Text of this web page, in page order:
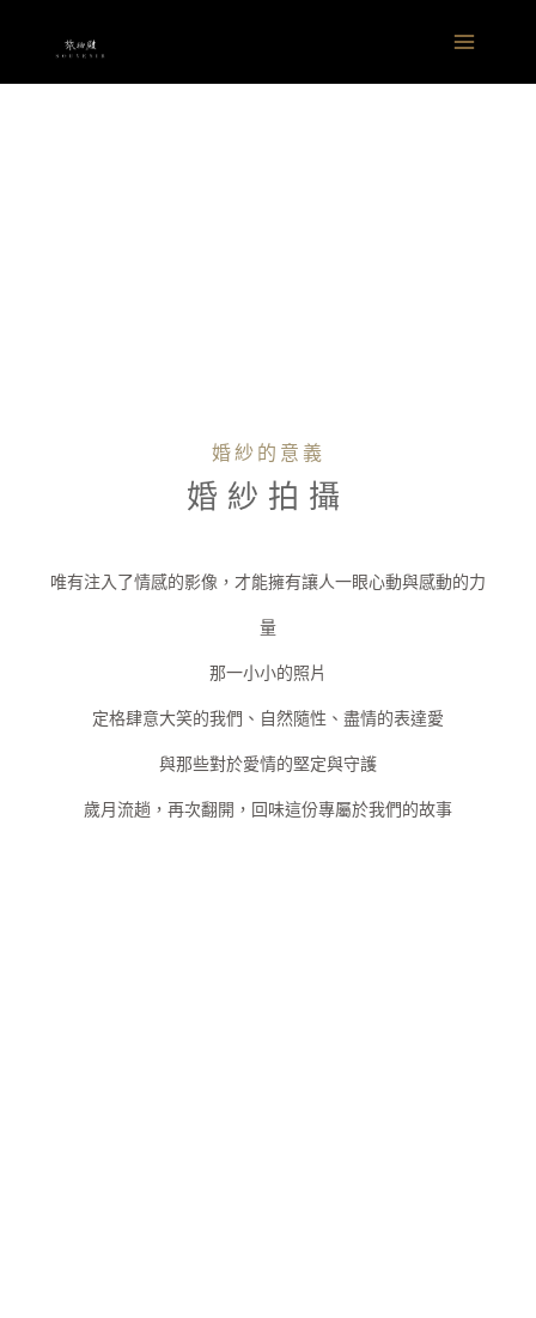
婚紗的意義
婚紗拍攝
唯有注入了情感的影像，才能擁有讓人一眼心動與感動的力
量
那一小小的照片
定格肆意大笑的我們、自然隨性、盡情的表達愛
與那些對於愛情的堅定與守護
歲月流趟，再次翻開，回味這份專屬於我們的故事